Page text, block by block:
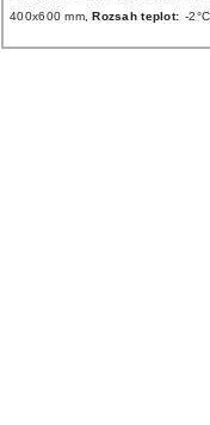
400x600 mm,Rozsah teplot: -